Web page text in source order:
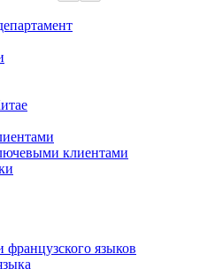
клиентами
французского языков